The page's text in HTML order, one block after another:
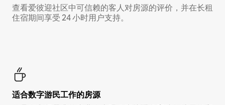
查看爱彼迎社区中可信赖的客人对房源的评价，并在长租
住宿期间享受 24 小时用户支持。
适合数字游民工作的房源